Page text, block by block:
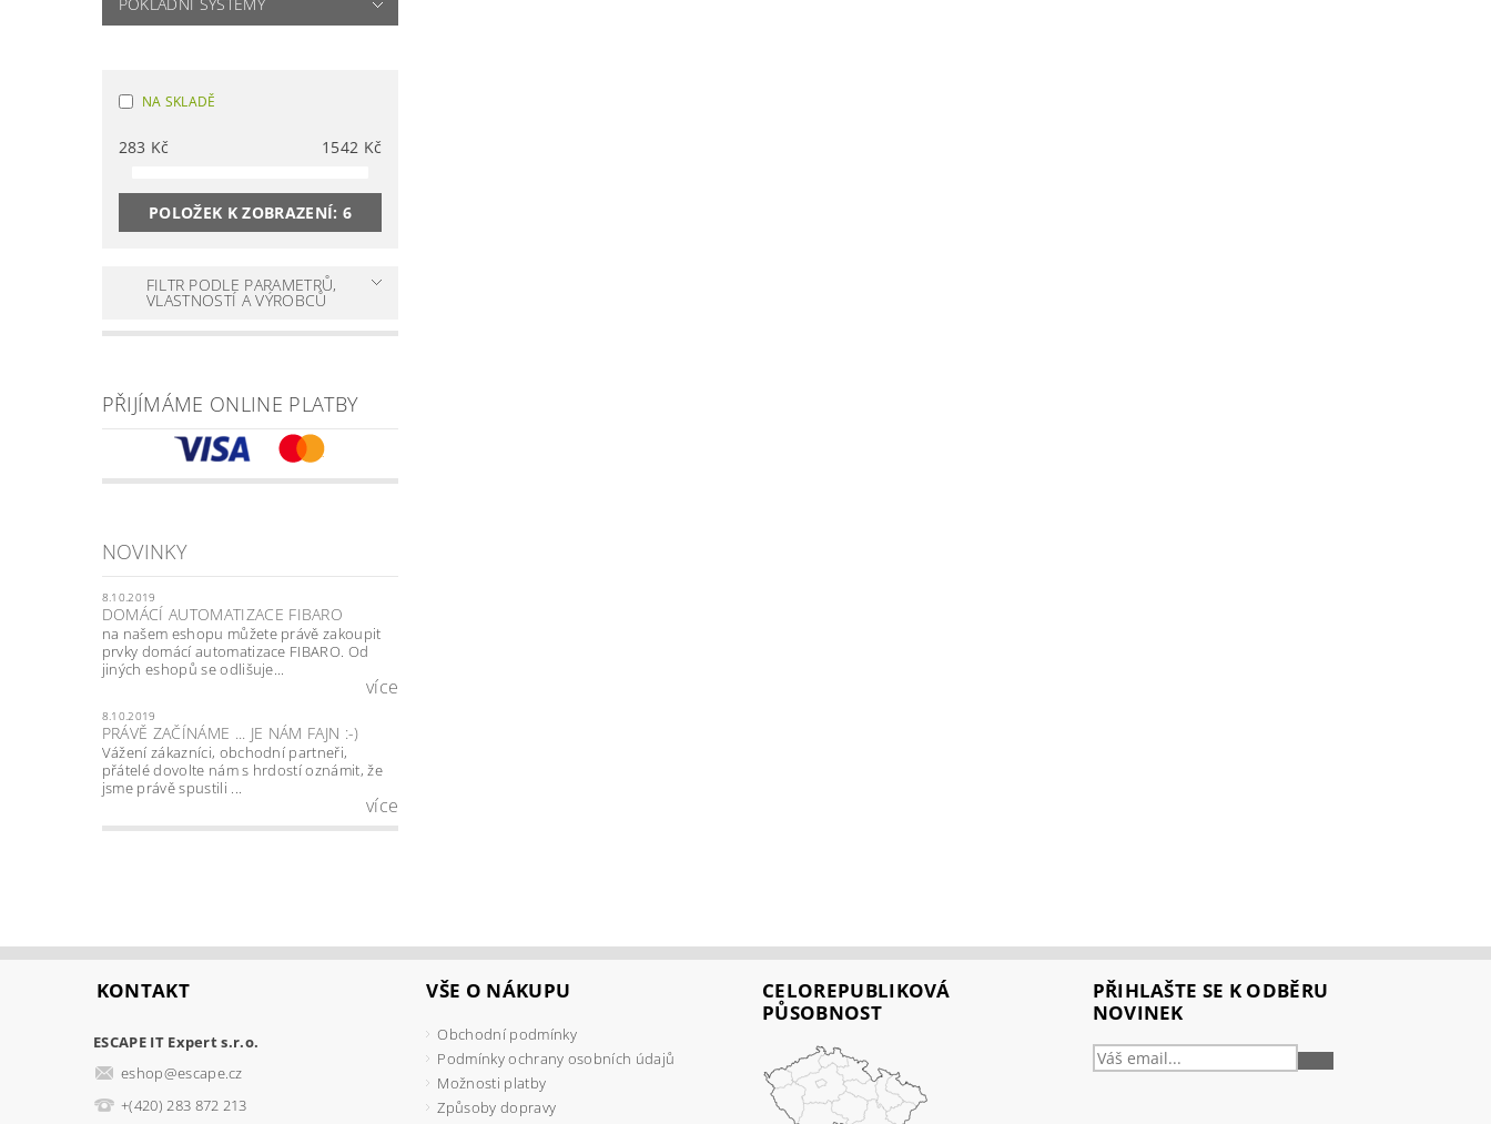
POKLADNÍ SYSTÉMY
NA SKLADĚ
283 Kč 1542 Kč
POLOŽEK K ZOBRAZENÍ: 6
FILTR PODLE PARAMETRŮ,
VLASTNOSTÍ A VÝROBCŮ
PŘIJÍMÁME ONLINE PLATBY
NOVINKY
8.10.2019
DOMÁCÍ AUTOMATIZACE FIBARO
na našem eshopu můžete právě zakoupit
prvky domácí automatizace FIBARO. Od
jiných eshopů se odlišuje...
více
8.10.2019
PRÁVĚ ZAČÍNÁME ... JE NÁM FAJN :-)
Vážení zákazníci, obchodní partneři,
přátelé dovolte nám s hrdostí oznámit, že
jsme právě spustili ...
více
KONTAKT
ESCAPE IT Expert s.r.o.
eshop@escape.cz
+(420) 283 872 213
VŠE O NÁKUPU
Obchodní podmínky
Podmínky ochrany osobních údajů
Možnosti platby
Způsoby dopravy
CELOREPUBLIKOVÁ
PŮSOBNOST
PŘIHLAŠTE SE K ODBĚRU
NOVINEK
PŘIHLÁSIT